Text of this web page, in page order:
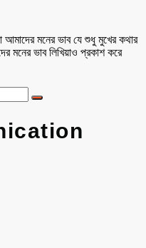
মনের ভাব যে ‍শুধু মুখের কথার
মনের ভাব লিখিয়াও প্রকাশ করে